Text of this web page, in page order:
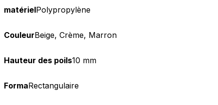
matérielPolypropylène
CouleurBeige, Crème, Marron
Hauteur des poils10 mm
FormaRectangulaire